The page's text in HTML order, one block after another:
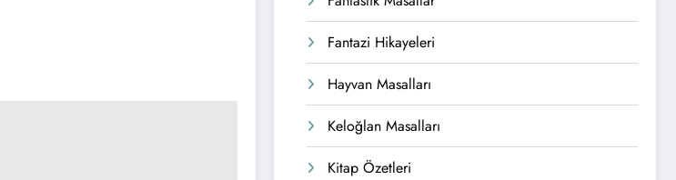
Fantazi Hikayeleri
Hayvan Masalları
Keloğlan Masalları
Kitap Özetleri